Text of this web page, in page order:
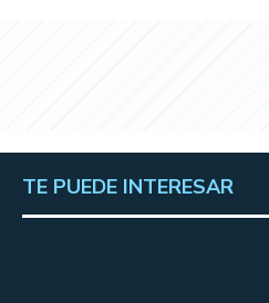
TE PUEDE INTERESAR